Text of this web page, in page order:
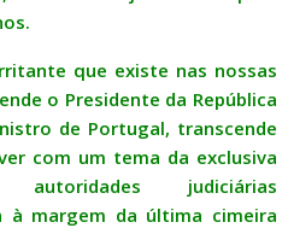
que existe nas nossas
o Presidente da República
de Portugal, transcende
com um tema da exclusiva
autoridades judiciárias
à margem da última cimeira